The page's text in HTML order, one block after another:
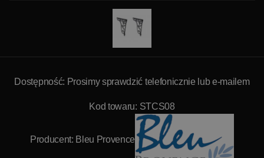
Dostępność: Prosimy sprawdzić telefonicznie lub e-mailem
Kod towaru: STCS08
Producent: Bleu Provence